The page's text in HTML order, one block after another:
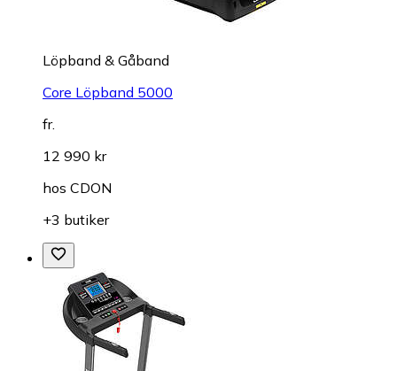
Löpband & Gåband
Core Löpband 5000
fr.
12 990 kr
hos CDON
+3 butiker